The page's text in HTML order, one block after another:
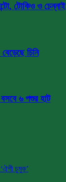
টোকিও ও
চিনি
৬ পশুর হাট
‘ঐশী চুমুক’